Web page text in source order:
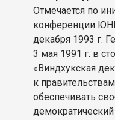
Отмечается по
конференции
декабря 1993 г.
3 мая 1991 г. в
«Виндхукская
к
обеспечивать
демократический